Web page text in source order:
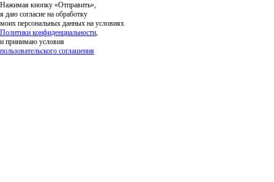
Нажимая кнопку «Отправить»,
я даю согласие на обработку
моих персональных данных на условиях
Политики конфиденциальности,
и принимаю условия
пользовательского соглашения